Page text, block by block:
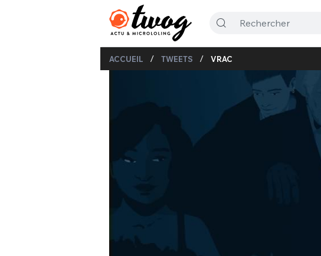
ACCUEIL / TWEETS / VRAC